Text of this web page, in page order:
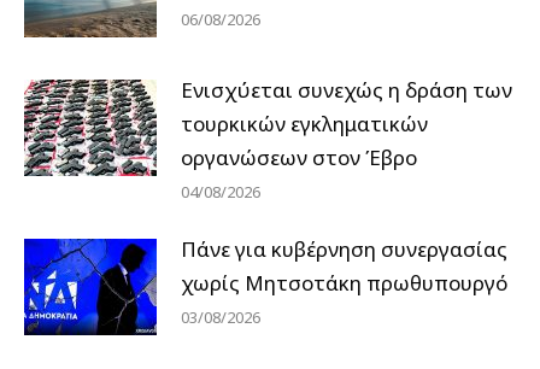
06/08/2026
Ενισχύεται συνεχώς η δράση των
τουρκικών εγκληματικών
οργανώσεων στον Έβρο
04/08/2026
Πάνε για κυβέρνηση συνεργασίας
χωρίς Μητσοτάκη πρωθυπουργό
03/08/2026